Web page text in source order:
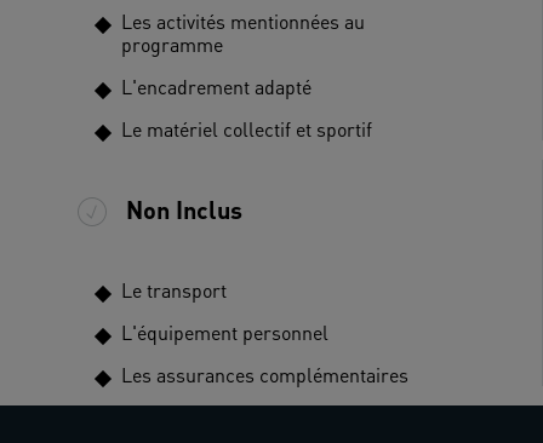
Les activités mentionnées au
programme
L'encadrement adapté
Le matériel collectif et sportif
Non Inclus
Le transport
L'équipement personnel
Les assurances complémentaires